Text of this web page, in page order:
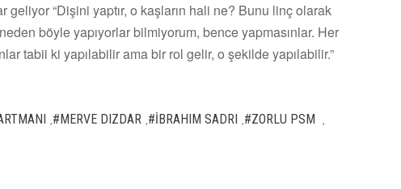
“Dişini yaptır, o kaşların hali ne? Bunu linç olarak
böyle yapıyorlar bilmiyorum, bence yapmasınlar. Her
tabii ki yapılabilir ama bir rol gelir, o şekilde yapılabilir.”
,#MERVE DIZDAR ,#İBRAHIM SADRI ,#ZORLU PSM ,